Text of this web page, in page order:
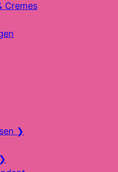
Cremes
❯
❯